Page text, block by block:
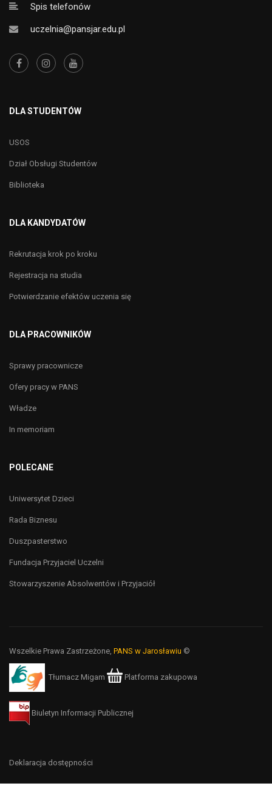
Spis telefonów
uczelnia@pansjar.edu.pl
DLA STUDENTÓW
USOS
Dział Obsługi Studentów
Biblioteka
DLA KANDYDATÓW
Rekrutacja krok po kroku
Rejestracja na studia
Potwierdzanie efektów uczenia się
DLA PRACOWNIKÓW
Sprawy pracownicze
Ofery pracy w PANS
Władze
In memoriam
POLECANE
Uniwersytet Dzieci
Rada Biznesu
Duszpasterstwo
Fundacja Przyjaciel Uczelni
Stowarzyszenie Absolwentów i Przyjaciół
Wszelkie Prawa Zastrzeżone, PANS w Jarosławiu ©
Tłumacz Migam Platforma zakupowa
Biuletyn Informacji Publicznej
Deklaracja dostępności